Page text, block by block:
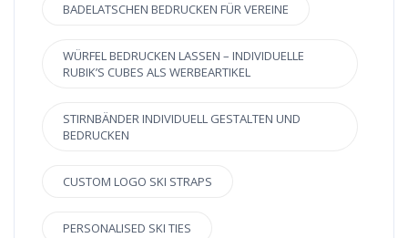
BADELATSCHEN BEDRUCKEN FÜR VEREINE
WÜRFEL BEDRUCKEN LASSEN – INDIVIDUELLE
RUBIK’S CUBES ALS WERBEARTIKEL
STIRNBÄNDER INDIVIDUELL GESTALTEN UND
BEDRUCKEN
CUSTOM LOGO SKI STRAPS
PERSONALISED SKI TIES